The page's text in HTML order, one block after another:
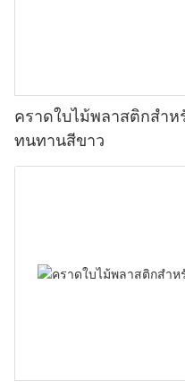
คราดใบไม้พลาสติกสำ
ทนทานสีขาว